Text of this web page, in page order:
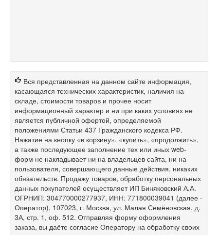
Вся представленная на данном сайте информация,
касающаяся технических характеристик, наличия на
складе, стоимости товаров и прочее носит
информационный характер и ни при каких условиях не
является публичной офертой, определяемой
положениями Статьи 437 Гражданского кодекса РФ.
Нажатие на кнопку «в корзину», «купить», «продолжить»,
а также последующее заполнение тех или иных web-
форм не накладывает ни на владельцев сайта, ни на
пользователя, совершающего данные действия, никаких
обязательств. Продажу товаров, обработку персональных
данных покупателей осуществляет ИП Биняковский А.А.
ОГРНИП: 304770000277937, ИНН: 771800039041 (далее -
Оператор), 107023, г. Москва, ул. Малая Семёновская, д.
3А, стр. 1, оф. 512. Отправляя форму оформления
заказа, вы даёте согласие Оператору на обработку своих